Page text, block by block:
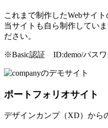
これまで制作したWebサイト
当サイトも自ら制作してい
ださい。
※Basic認証 ID:demo/パスワ
ポートフォリオサイト
デザインカンプ（XD）から